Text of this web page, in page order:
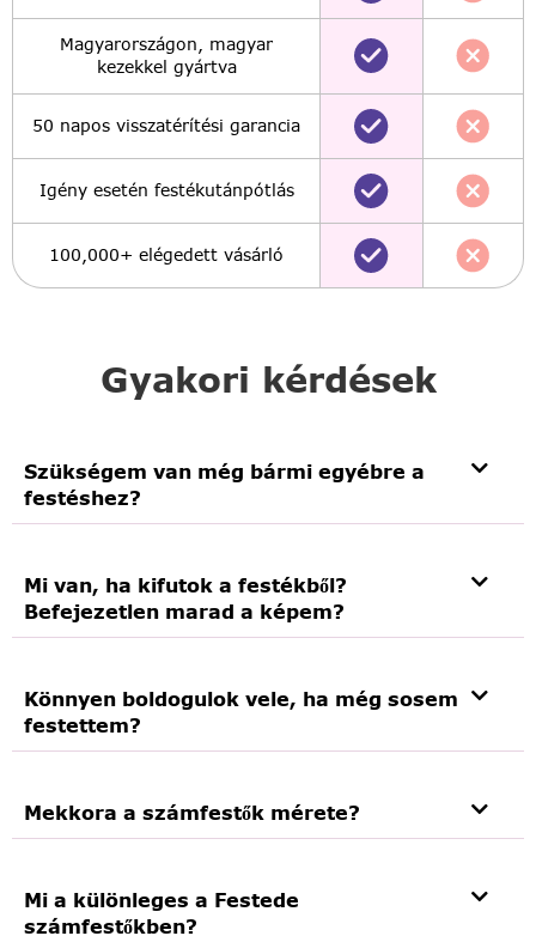
Gyakori kérdések
Szükségem van még bármi egyébre a
festéshez?
Mi van, ha kifutok a festékből?
Befejezetlen marad a képem?
Könnyen boldogulok vele, ha még sosem
festettem?
Mekkora a számfestők mérete?
Mi a különleges a Festede
számfestőkben?
Magyarországon, magyar
kezekkel gyártva
50 napos visszatérítési garancia
Igény esetén festékutánpótlás
100,000+ elégedett vásárló